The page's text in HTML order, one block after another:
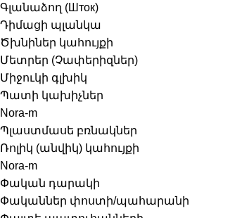
Գլանաձող (Шток)
Դիմացի պլանկա
Ծխնիներ կահույքի
Մետրեր (Չափերիզներ)
Միջուկի գլխիկ
Պատի կախիչներ
Nora-m
Պլաստմասե բռնակներ
Ռոլիկ (անվիկ) կահույքի
Nora-m
Փական դարակի
Փականներ փոստի/պահարանի